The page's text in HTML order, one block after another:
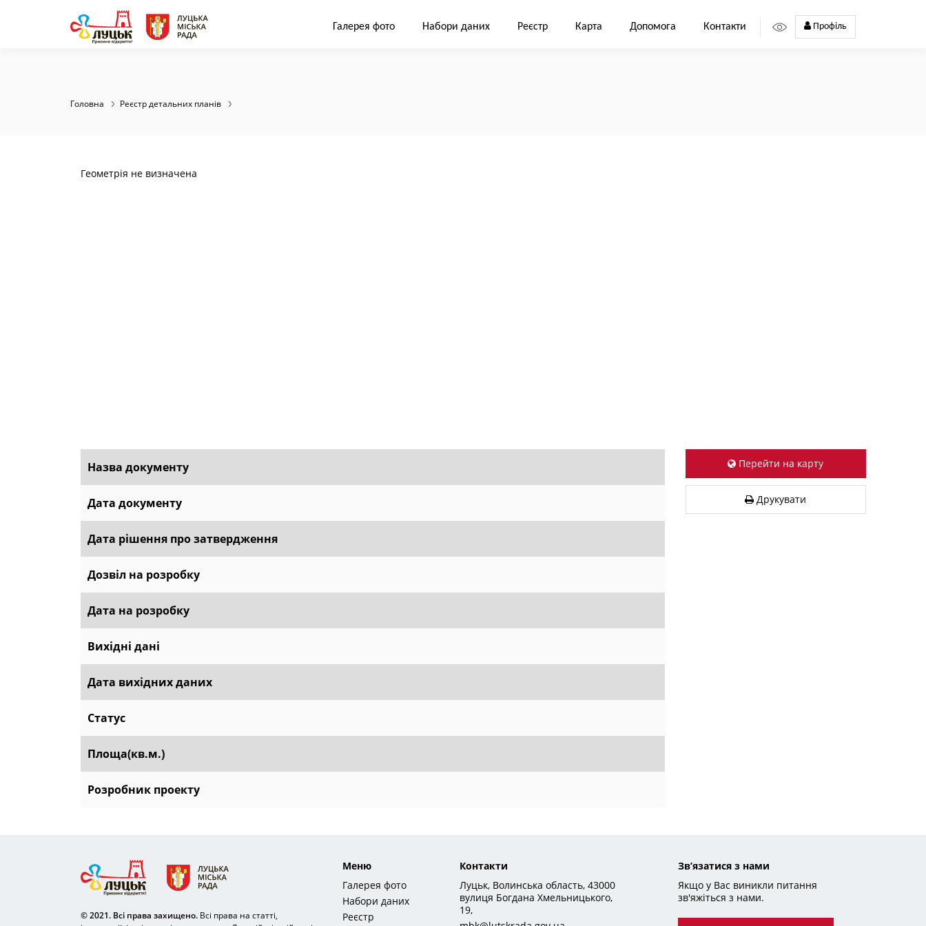
Галерея фото Набори даних Реєстр Карта Допомога Контакти Профіль
Головна Реєстр детальних планів
Геометрія не визначена
Назва документу
Дата документу
Дата рішення про затвердження
Дозвіл на розробку
Дата на розробку
Вихідні дані
Дата вихідних даних
Статус
Площа(кв.м.)
Розробник проекту
Перейти на карту
Друкувати
© 2021. Всі права захищено. Всі права на статті,
Меню
Галерея фото
Набори даних
Реєстр
Контакти
Луцьк, Волинська область, 43000
вулиця Богдана Хмельницького,
19,
Зв’язатися з нами
Якщо у Вас виникли питання
зв'яжіться з нами.